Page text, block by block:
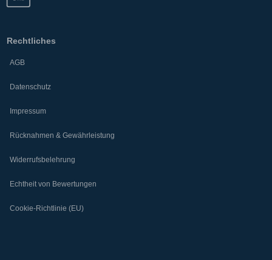
Rechtliches
AGB
Datenschutz
Impressum
Rücknahmen & Gewährleistung
Widerrufsbelehrung
Echtheit von Bewertungen
Cookie-Richtlinie (EU)